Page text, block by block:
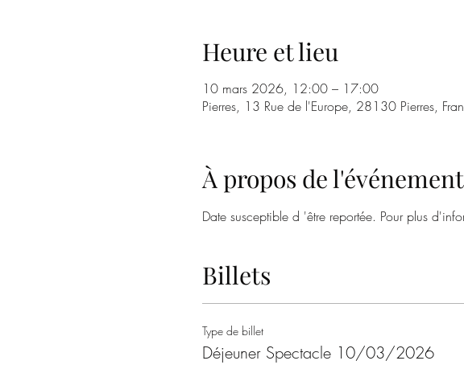
Heure et lieu
10 mars 2026, 12:00 – 17:00
Pierres, 13 Rue de l'Europe, 28130 Pierres,
À propos de l'événement
Date susceptible d 'être reportée. Pour plus
Billets
Type de billet
Déjeuner Spectacle 10/03/2026